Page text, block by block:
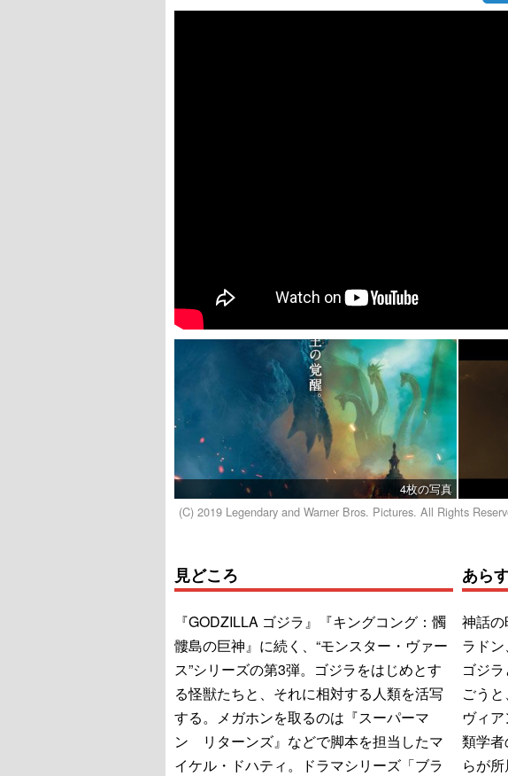
4枚の写真
(C) 2019 Legendary and Warner Bros. Pictures. All Rights
見どころ
『GODZILLA ゴジラ』『キングコング：髑
髏島の巨神』に続く、“モンスター・ヴァー
ス”シリーズの第3弾。ゴジラをはじめとす
る怪獣たちと、それに相対する人類を活写
する。メガホンを取るのは『スーパーマ
ン リターンズ』などで脚本を担当したマ
イケル・ドハティ。ドラマシリーズ「ブラ
あら
神話の
ラド
ゴジ
ごう
ヴィ
類学者
らが